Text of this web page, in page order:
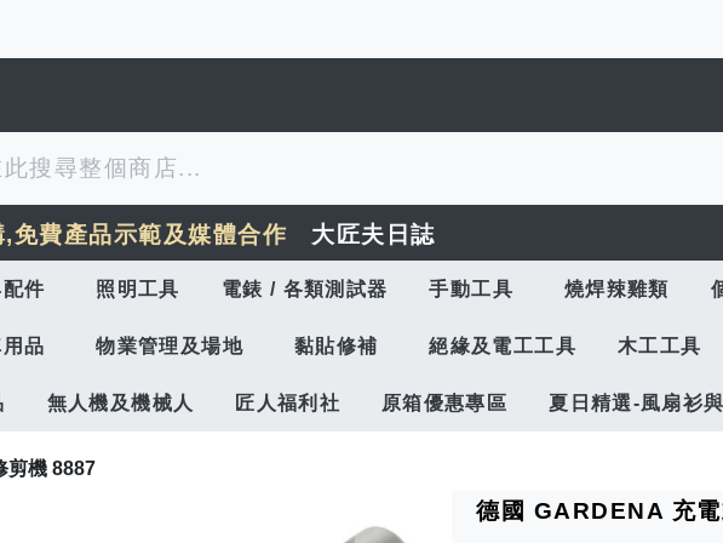
免費產品示範及媒體合作 大匠夫日誌
件 照明工具 電錶 / 各類測試器 手動工具 燒焊辣雞類
品 物業管理及場地 黏貼修補 絕緣及電工工具 木工工具
無人機及機械人 匠人福利社 原箱優惠專區 夏日精選-風扇衫
剪機 8887
德國 GARDENA 充